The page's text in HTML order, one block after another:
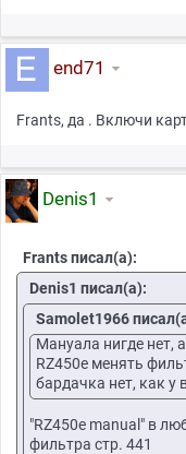
end71
Frants, да . Включи
Denis1
Frants писал(а):
Denis1 писал(а):
Samolet1966
Мануала нигде нет,
RZ450e менять
бардачка нет, как у
"RZ450e manual" в
фильтра стр. 441